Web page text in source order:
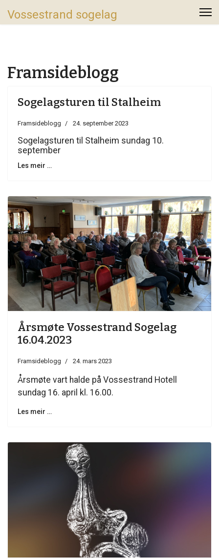
Vossestrand sogelag
Framsideblogg
Sogelagsturen til Stalheim
Framsideblogg 24. september 2023
Sogelagsturen til Stalheim sundag 10.
september
Les meir …
Årsmøte Vossestrand Sogelag
16.04.2023
Framsideblogg 24. mars 2023
Årsmøte vart halde på Vossestrand Hotell
sundag 16. april kl. 16.00.
Les meir …